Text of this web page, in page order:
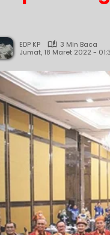
EDP KP
3 Min Baca
Jumat, 18 Maret 2022 -